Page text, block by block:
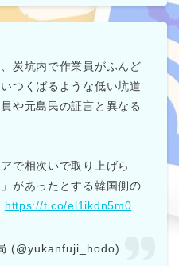
炭坑内で作業員がふんど
つくばるような低い坑道
や元島民の証言と異なる
で相次いで取り上げら
があったとする韓国側の
https://t.co/el1ikdn5m0
(@yukanfuji_hodo)